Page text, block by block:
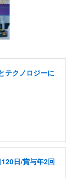
テクノロジーに
日/賞与年2回